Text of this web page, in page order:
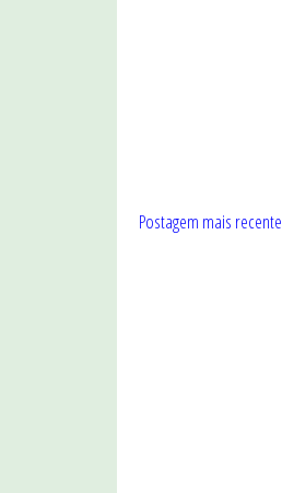
Postagem mais recente